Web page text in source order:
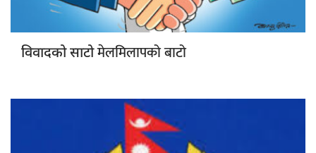
विवादको साटोमेलमिलापको बाटो